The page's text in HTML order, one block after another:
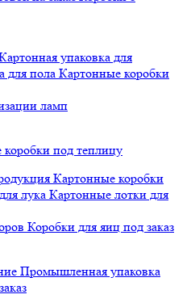
упаковка для
для пола Картонные коробки
ламп
под теплицу
Картонные коробки
лука Картонные лотки для
Коробки для яиц под заказ
Промышленная упаковка